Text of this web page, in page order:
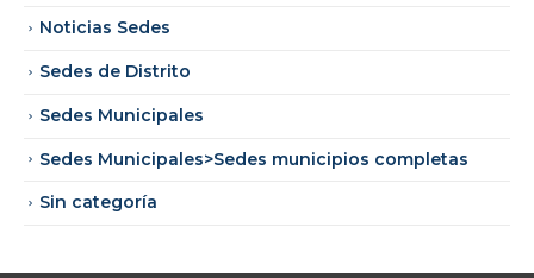
Noticias Sedes
Sedes de Distrito
Sedes Municipales
Sedes Municipales>Sedes municipios completas
Sin categoría